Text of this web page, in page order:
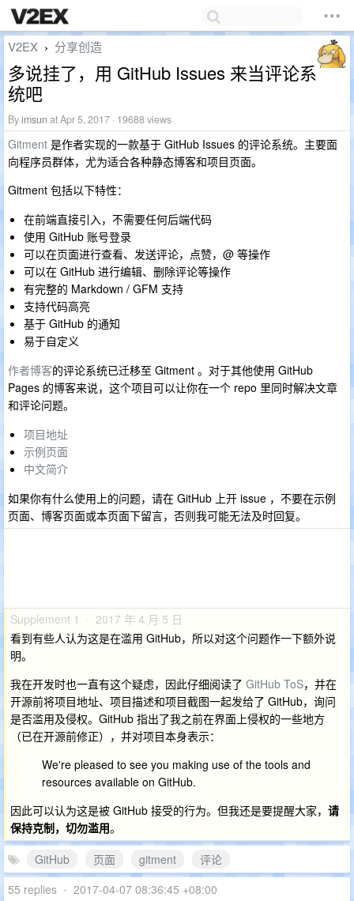
V2EX › 分享创造
多说挂了，用 GitHub Issues 来当评论系
统吧
Byimsun at Apr 5, 2017 · 19688 views
Gitment 是作者实现的一款基于 GitHub Issues 的评论系统。主要面
向程序员群体，尤为适合各种静态博客和项目页面。
Gitment 包括以下特性：
在前端直接引入，不需要任何后端代码
使用 GitHub 账号登录
可以在页面进行查看、发送评论，点赞，@ 等操作
可以在 GitHub 进行编辑、删除评论等操作
有完整的 Markdown / GFM 支持
支持代码高亮
基于 GitHub 的通知
易于自定义
作者博客的评论系统已迁移至 Gitment 。对于其他使用 GitHub
Pages 的博客来说，这个项目可以让你在一个 repo 里同时解决文章
和评论问题。
项目地址
示例页面
中文简介
如果你有什么使用上的问题，请在 GitHub 上开 issue ，不要在示例
页面、博客页面或本页面下留言，否则我可能无法及时回复。
Supplement 1 · 2017 年 4 月 5 日
看到有些人认为这是在滥用 GitHub，所以对这个问题作一下额外说
明。
我在开发时也一直有这个疑虑，因此仔细阅读了 GitHub ToS，并在
开源前将项目地址、项目描述和项目截图一起发给了 GitHub，询问
是否滥用及侵权。GitHub 指出了我之前在界面上侵权的一些地方
（已在开源前修正），并对项目本身表示：
We're pleased to see you making use of the tools and
resources available on GitHub.
因此可以认为这是被 GitHub 接受的行为。但我还是要提醒大家， 请
保持克制，切勿滥用。
GitHub
页面 gitment
评论
55 replies • 2017-04-07 08:36:45 +08:00